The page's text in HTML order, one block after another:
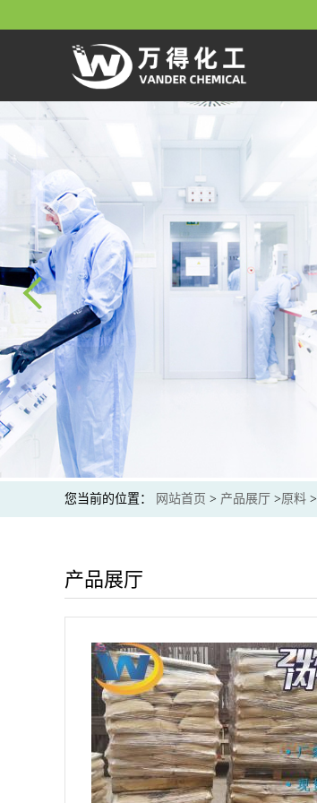
您当前的位置： 网站首页 > 产品展厅 >原料 >
产品展厅